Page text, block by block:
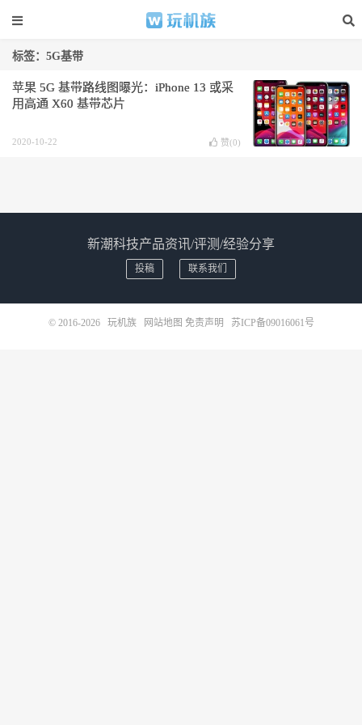
标签：5G基带
苹果 5G 基带路线图曝光：iPhone 13 或采
用高通 X60 基带芯片
2020-10-22 赞(0)
新潮科技产品资讯/评测/经验分享
投稿 联系我们
© 2016-2026 玩机族 网站地图 免责声明 苏ICP备09016061号